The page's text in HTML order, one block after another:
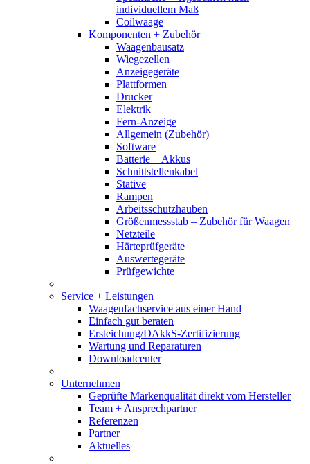
individuellem Maß
Coilwaage
Komponenten + Zubehör
Waagenbausatz
Wiegezellen
Anzeigegeräte
Plattformen
Drucker
Elektrik
Fern-Anzeige
Allgemein (Zubehör)
Software
Batterie + Akkus
Schnittstellenkabel
Stative
Rampen
Arbeitsschutzhauben
Größenmessstab – Zubehör für Waagen
Netzteile
Härteprüfgeräte
Auswertegeräte
Prüfgewichte
Service + Leistungen
Waagenfachservice aus einer Hand
Einfach gut beraten
Ersteichung/DAkkS-Zertifizierung
Wartung und Reparaturen
Downloadcenter
Unternehmen
Geprüfte Markenqualität direkt vom Hersteller
Team + Ansprechpartner
Referenzen
Partner
Aktuelles